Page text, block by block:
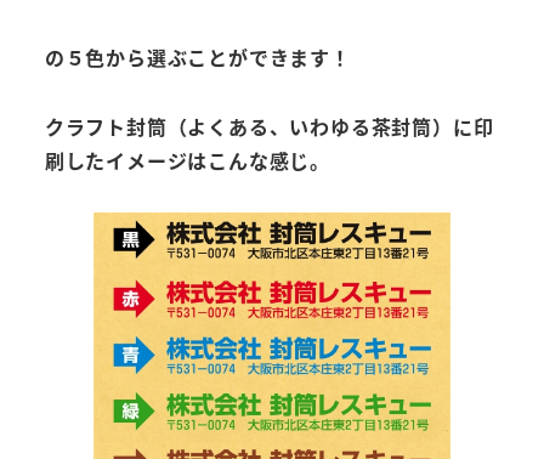
の５色から選ぶことができます！
クラフト封筒（よくある、いわゆる茶封筒）に印
刷したイメージはこんな感じ。